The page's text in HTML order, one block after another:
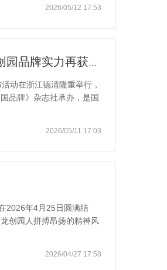
公司从 2014 年起集中科
2026/05/12 17:53
动在浙江德清隆重举行，
品牌》杂志社承办，是国
行业影响力，再度入选
能配料领域的领军企业，
2026/05/11 17:03
2026年4月25日圆满结
创园人拼搏昂扬的精神风
上，队员们身着整齐队
，运球、投篮、盖帽、反
2026/04/27 17:58